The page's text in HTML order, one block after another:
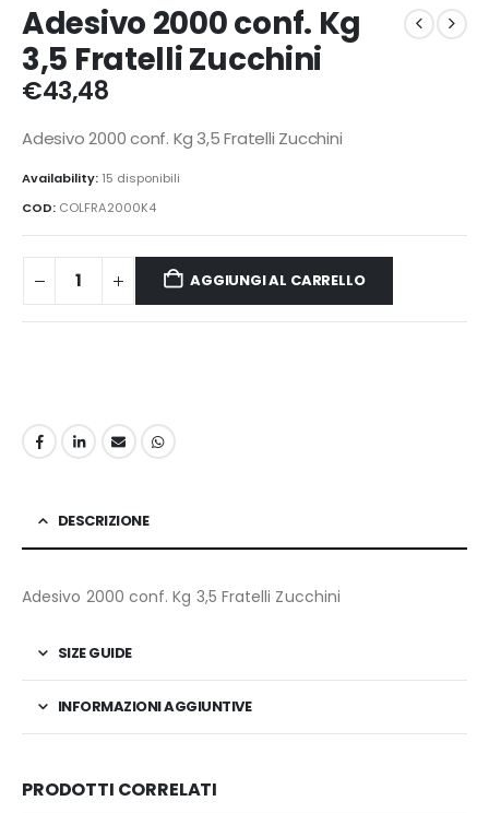
Adesivo 2000 conf. Kg
3,5 Fratelli Zucchini
€43,48
Adesivo 2000 conf. Kg 3,5 Fratelli Zucchini
Availability: 15 disponibili
COD: COLFRA2000K4
AGGIUNGI AL CARRELLO
DESCRIZIONE
Adesivo 2000 conf. Kg 3,5 Fratelli Zucchini
SIZE GUIDE
INFORMAZIONI AGGIUNTIVE
PRODOTTI CORRELATI